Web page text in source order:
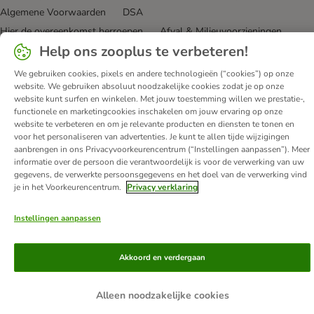
Algemene Voorwaarden
DSA
Hier de overeenkomst herroepen
Afval & Milieuvoorzieningen
Levertijd & Verzendkosten
Klantenservice
Betaalmethoden
Affiliate programma
Privacy Verklaring
Opt-out
Toegankelijkheidsverklaring
© zooplus SE2026
Help ons zooplus te verbeteren!
We gebruiken cookies, pixels en andere technologieën (“cookies”) op onze
website. We gebruiken absoluut noodzakelijke cookies zodat je op onze
website kunt surfen en winkelen. Met jouw toestemming willen we prestatie-,
functionele en marketingcookies inschakelen om jouw ervaring op onze
website te verbeteren en om je relevante producten en diensten te tonen en
voor het personaliseren van advertenties. Je kunt te allen tijde wijzigingen
aanbrengen in ons Privacyvoorkeurencentrum (“Instellingen aanpassen”). Meer
informatie over de persoon die verantwoordelijk is voor de verwerking van uw
gegevens, de verwerkte persoonsgegevens en het doel van de verwerking vind
je in het Voorkeurencentrum.
Privacy verklaring
Instellingen aanpassen
Alleen noodzakelijke cookies
Akkoord en verdergaan